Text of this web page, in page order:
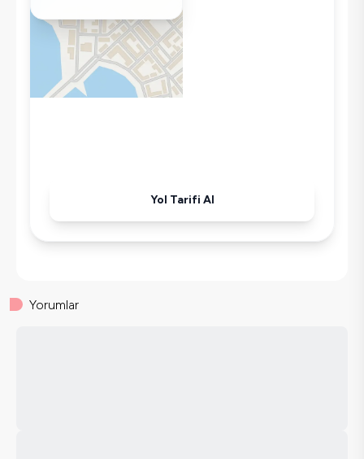
Tost Makinesi
Mikrodalga
Kettle
Ütü
Yol Tarifi Al
Yorumlar